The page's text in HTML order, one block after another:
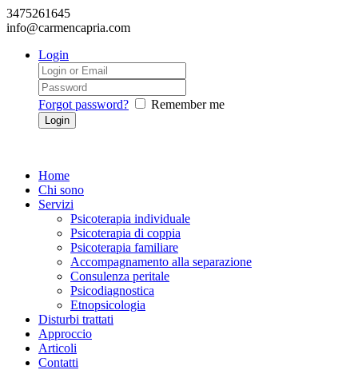
3475261645
info@carmencapria.com
Login
Forgot password? Remember me
Home
Chi sono
Servizi
Psicoterapia individuale
Psicoterapia di coppia
Psicoterapia familiare
Accompagnamento alla separazione
Consulenza peritale
Psicodiagnostica
Etnopsicologia
Disturbi trattati
Approccio
Articoli
Contatti